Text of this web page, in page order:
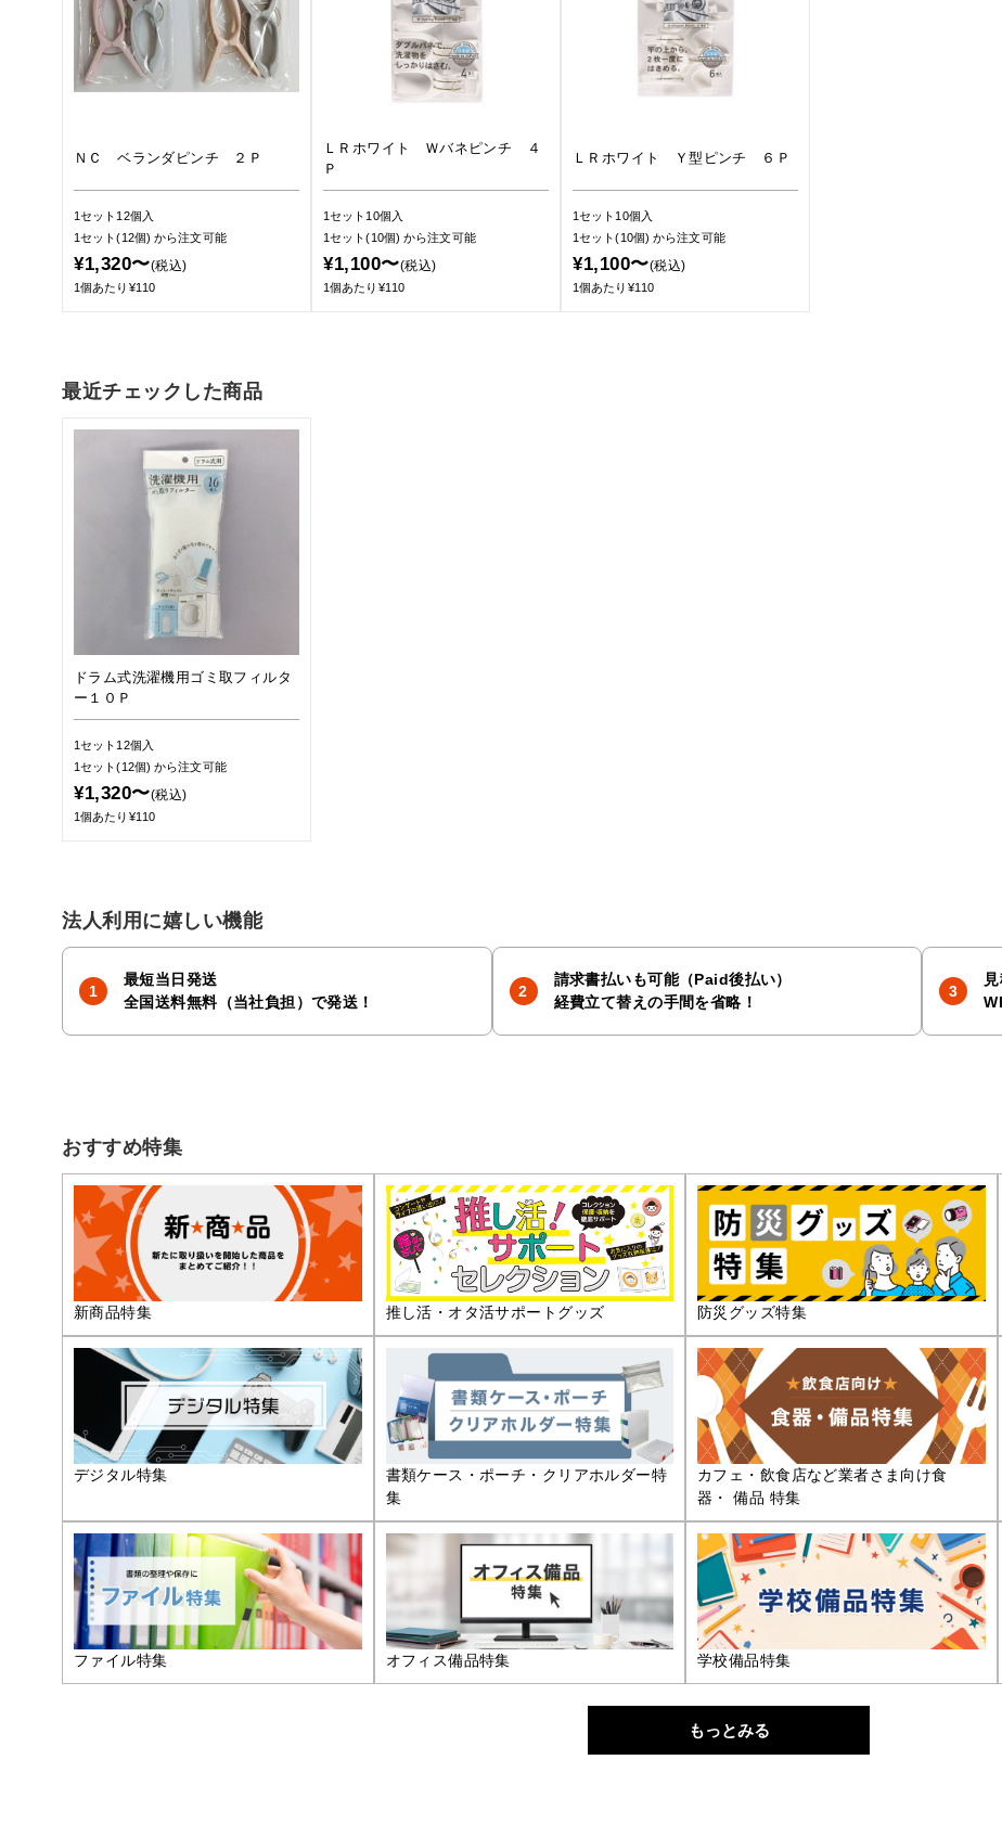
ＮＣ ベランダピンチ ２Ｐ
1セット12個入
1セット(12個)から注文可能
¥1,320〜(税込)
1個あたり¥110
ＬＲホワイト Ｗバネピンチ ４
Ｐ
1セット10個入
1セット(10個)から注文可能
¥1,100〜(税込)
1個あたり¥110
ＬＲホワイト Ｙ型ピンチ ６Ｐ
1セット10個入
1セット(10個)から注文可能
¥1,100〜(税込)
1個あたり¥110
最近チェックした商品
ドラム式洗濯機用ゴミ取フィルタ
ー１０Ｐ
1セット12個入
1セット(12個)から注文可能
¥1,320〜(税込)
1個あたり¥110
法人利用に嬉しい機能
最短当日発送
全国送料無料（当社負担）で発送！
請求書払いも可能（Paid後払い）
経費立て替えの手間を省略！
おすすめ特集
新商品特集 推し活・オタ活サポートグッズ 防災グッズ特集
デジタル特集
書類ケース・ポーチ・クリアホルダー特
集
カフェ・飲食店など業者さま向け食
器・ 備品 特集
ファイル特集 オフィス備品特集 学校備品特集
もっとみる